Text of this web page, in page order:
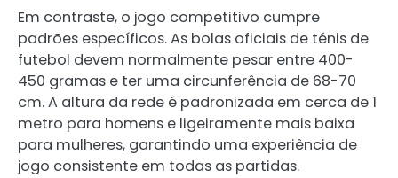
Em contraste, o jogo competitivo cumpre
padrões específicos. As bolas oficiais de ténis de
futebol devem normalmente pesar entre 400-
450 gramas e ter uma circunferência de 68-70
cm. A altura da rede é padronizada em cerca de 1
metro para homens e ligeiramente mais baixa
para mulheres, garantindo uma experiência de
jogo consistente em todas as partidas.